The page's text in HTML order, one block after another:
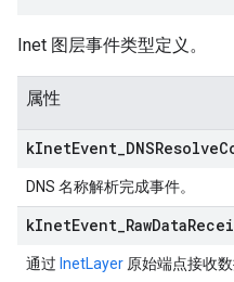
Inet 图层事件类型定义。
属性
kInetEvent DNSResolve
DNS 名称解析完成事件。
kInetEvent RawData
通过 InetLayer 原始端点接收数